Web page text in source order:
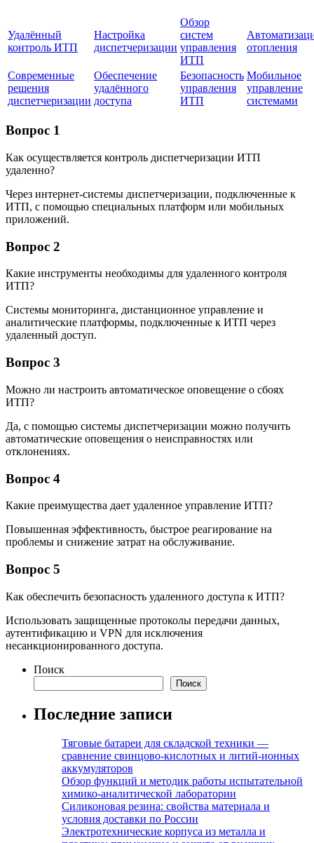
Удалённый
контроль ИТП
Настройка
диспетчеризации
Обзор
систем
управления
ИТП
отопления
Современные
решения
диспетчеризации
Обеспечение
удалённого
доступа
Безопасность
управления
ИТП
Мобильное
управление
системами
Вопрос 1
Как осуществляется контроль диспетчеризации ИТП
удаленно?
Через интернет-системы диспетчеризации, подключенные к
ИТП, с помощью специальных платформ или мобильных
приложений.
Вопрос 2
Какие инструменты необходимы для удаленного контроля
ИТП?
Системы мониторинга, дистанционное управление и
аналитические платформы, подключенные к ИТП через
удаленный доступ.
Вопрос 3
Можно ли настроить автоматическое оповещение о сбоях
ИТП?
Да, с помощью системы диспетчеризации можно получить
автоматические оповещения о неисправностях или
отклонениях.
Вопрос 4
Какие преимущества дает удаленное управление ИТП?
Повышенная эффективность, быстрое реагирование на
проблемы и снижение затрат на обслуживание.
Вопрос 5
Как обеспечить безопасность удаленного доступа к ИТП?
Использовать защищенные протоколы передачи данных,
аутентификацию и VPN для исключения
несанкционированного доступа.
Поиск
Поиск
Последние записи
Тяговые батареи для складской техники —
сравнение свинцово-кислотных и литий-ионных
аккумуляторов
Обзор функций и методик работы испытательной
химико-аналитической лаборатории
Силиконовая резина: свойства материала и
условия доставки по России
Электротехнические корпуса из металла и